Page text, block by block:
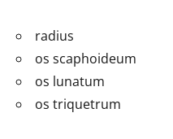
radius
os scaphoideum
os lunatum
os triquetrum